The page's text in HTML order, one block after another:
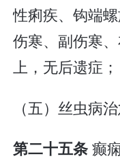
性痢疾、钩端螺
伤寒、副伤寒
上，无后遗症；
（五）丝虫病
第二十五条癫